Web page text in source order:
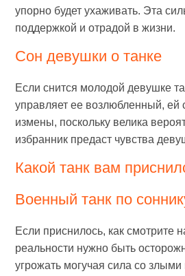
упорно будет ухаживать. Эта
поддержкой и отрадой в жизни.
Сон девушки о танке
Если снится молодой девушке
управляет ее возлюбленный, ей
измены, поскольку велика
избранник предаст чувства
Какой танк вам
Военный танк по
Если приснилось, как смотрите
реальности нужно быть
угрожать могучая сила со